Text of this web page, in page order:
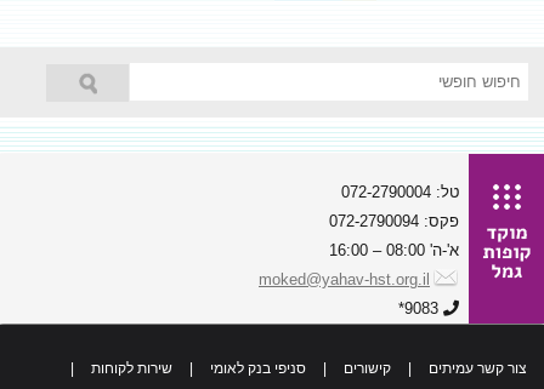
טל: 072-2790004
פקס: 072-2790094
א'-ה' 08:00 – 16:00
moked@yahav-hst.org.il
9083*
צור קשר עמיתים קישורים סניפי בנק לאומי שירות לקוחות